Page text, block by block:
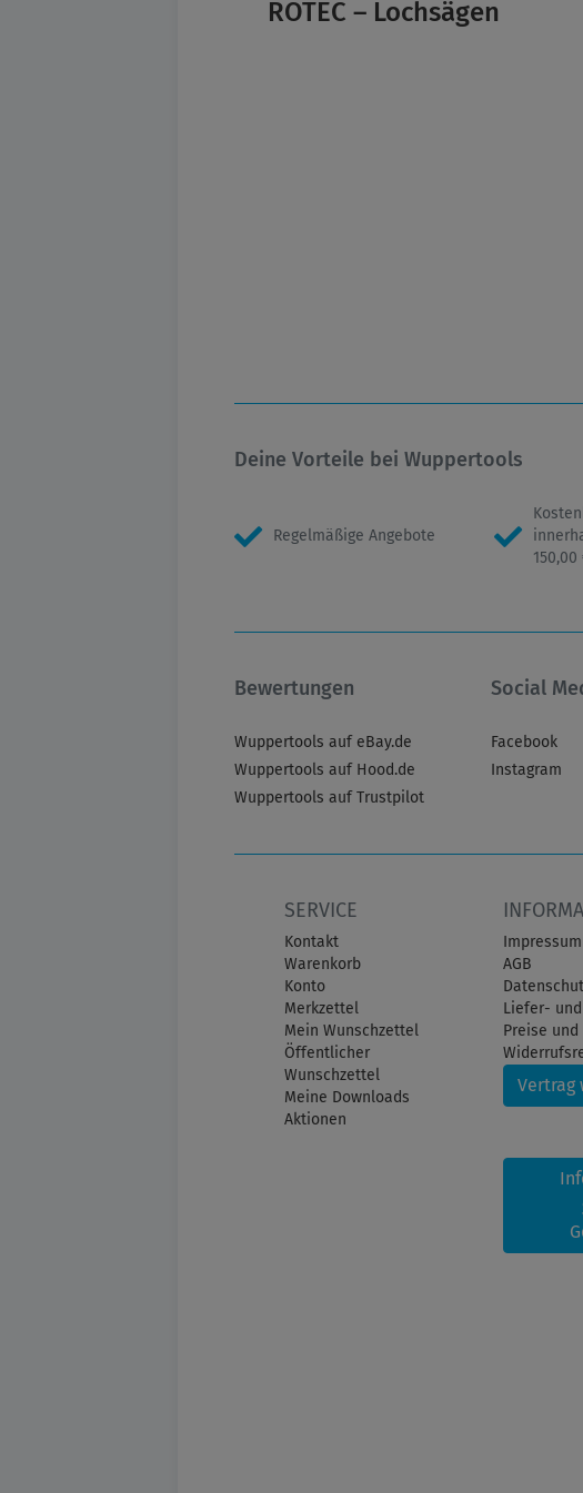
ROTEC – Lochsägen
Deine Vorteile bei Wuppertools
Regelmäßige Angebote
Bewertungen
Wuppertools auf eBay.de
Wuppertools auf Hood.de
Wuppertools auf Trustpilot
Social
Facebook
Instagram
SERVICE
Kontakt
Warenkorb
Konto
Merkzettel
Mein Wunschzettel
Öffentlicher
Wunschzettel
Meine Downloads
Aktionen
Impressum
AGB
Liefer-
Preise
Vertrag